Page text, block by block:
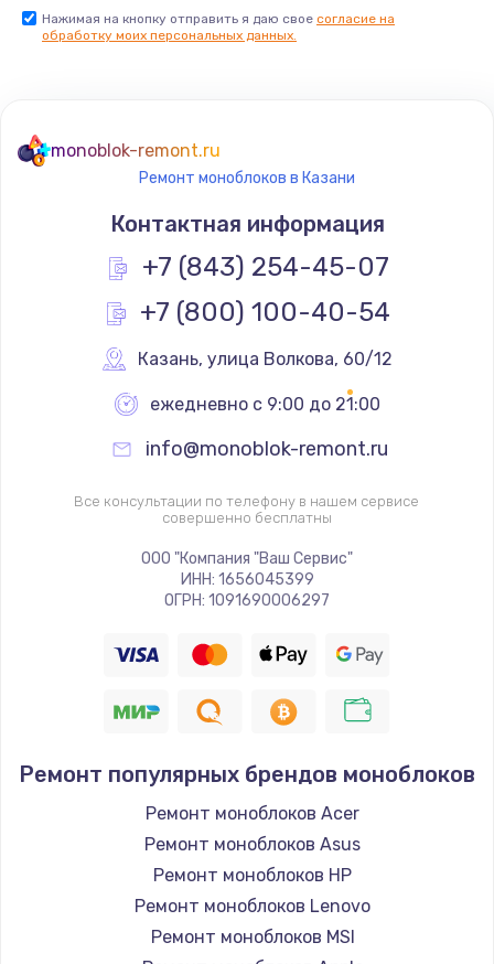
Заказать
670 руб.
Заказать
Замена процессора
Замена системы охлаждения
Заказать
Замена термопасты
1390 руб.
1045 руб.
Замена экрана
920 руб.
Заказать
Замена северного моста
Нажимая на кнопку отправить я даю свое согласие на
обработку моих персональных данных.
monoblok-remont.ru
Ремонт моноблоков в Казани
Контактная информация
+7 (843) 254-45-07
+7 (800) 100-40-54
Казань, улица Волкова, 60/12
ежедневно с 9:00 до 21:00
info@monoblok-remont.ru
Все консультации по телефону в нашем сервисе
совершенно бесплатны
ООО "Компания "Ваш Сервис"
ИНН: 1656045399
ОГРН: 1091690006297
Ремонт популярных брендов моноблоков
Ремонт моноблоков Acer
Ремонт моноблоков Asus
Ремонт моноблоков HP
Ремонт моноблоков Lenovo
Ремонт моноблоков MSI